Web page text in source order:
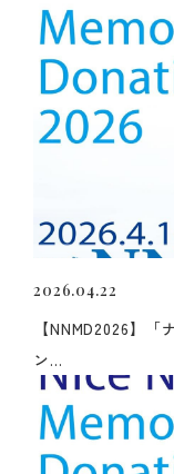
2026.04.22
【NNMD2026】
ン...